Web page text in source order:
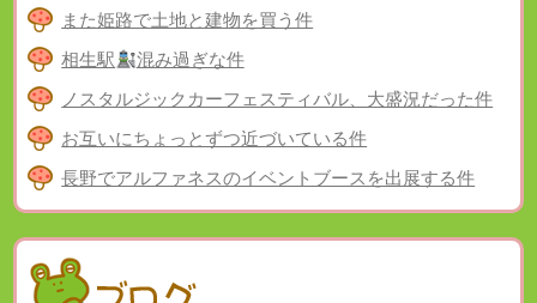
また姫路で土地と建物を買う件
相生駅
混み過ぎな件
ノスタルジックカーフェスティバル、大盛況だった件
お互いにちょっとずつ近づいている件
長野でアルファネスのイベントブースを出展する件